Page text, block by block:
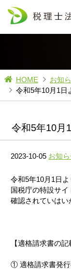
HOME
お知
令和5年10月1日
令和5年10月
2023-10-05 お知
令和5年10月1日
国税庁の特設サイ
確認されていはい
【適格請求書の記
① 適格請求書発